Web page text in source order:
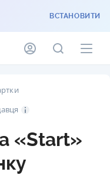
ВСТАНОВИТИ
«Start»